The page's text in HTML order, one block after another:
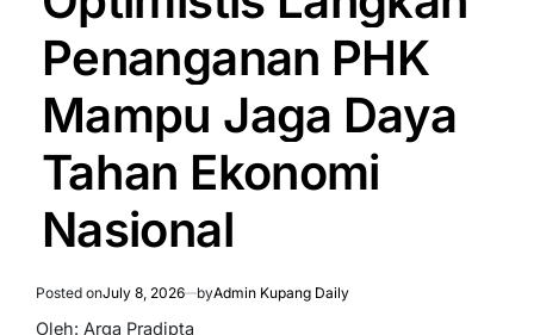
Penanganan PHK
Mampu Jaga Daya
Tahan Ekonomi
Nasional
Posted onJuly 8, 2026 byAdmin Kupang Daily
Oleh: Arga Pradipta